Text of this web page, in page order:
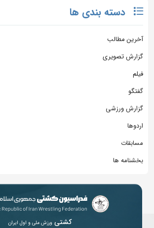
دسته بندی ها
آخرین مطالب
گزارش تصویری
فیلم
گفتگو
گزارش ورزشی
اردوها
مسابقات
بخشنامه ها
کشتی ورزش ملی و اول ایران